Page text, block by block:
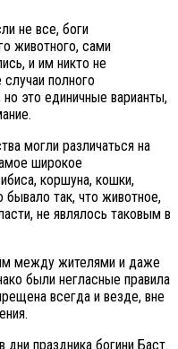
не все, боги
животного, сами
и им никто не
полного
это единичные варианты,
могли различаться на
широкое
коршуна, кошки,
так, что животное,
не являлось таковым в
между жителями и даже
были негласные правила
всегда и везде, вне
праздника богини Баст.